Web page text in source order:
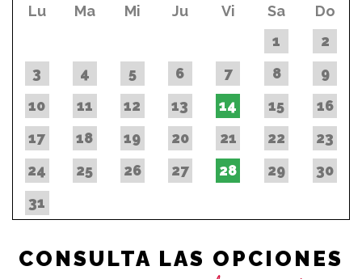
Lu
Ma Mi Ju Vi Sa
Do
1
2
3
4 5 6 7 8
9
10
11 12 13 14 15
16
17
18 19 20 21 22
23
24
25 26 27 28 29
30
31
CONSULTA LAS OPCIONES